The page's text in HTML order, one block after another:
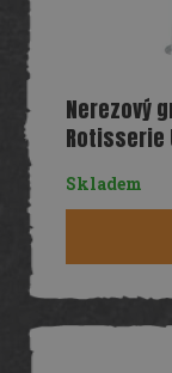
Nerezový
Rotisserie
Skladem